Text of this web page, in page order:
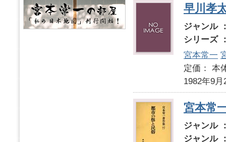
早川孝
ジャンル
シリーズ
宮本常一
定価：
1982年9月
宮本常
ジャンル
ジャンル